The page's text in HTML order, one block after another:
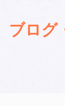
ブログ